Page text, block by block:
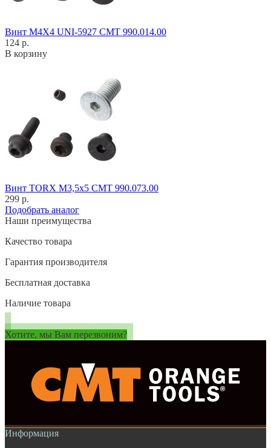
Винт M4X4 UNI-5927 CMT 990.014.00
124 р.
В корзину
Винт TORX M3,5x5 CMT 990.073.00
299 р.
Подобрать аналог
Наши преимущества
Качество товара
Гарантия производителя
Бесплатная доставка
Наличие товара
Хотите, мы Вам перезвоним?
Информация